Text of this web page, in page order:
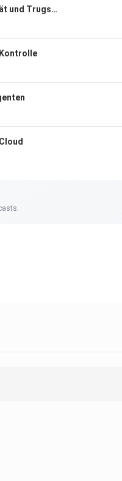
praktiziert, was er
für effiziente
aus unserer langjährigen
Vertonung setzen wir auf
Runde 7: Über Souveränität und Trugschluss